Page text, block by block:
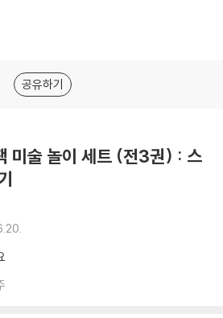
공유하기
미술 놀이 세트 (전3권) : 스